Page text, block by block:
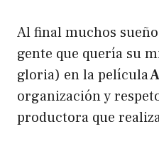
Al final muchos
gente que quería su
gloria) en la película
organización y
productora que